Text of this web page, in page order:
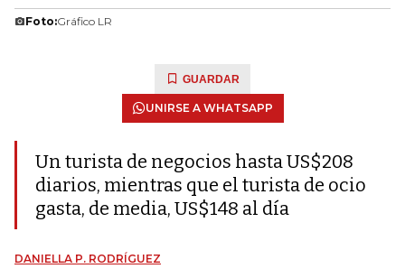
Foto:Gráfico LR
GUARDAR
UNIRSE A WHATSAPP
Un turista de negocios hasta US$208
diarios, mientras que el turista de ocio
gasta, de media, US$148 al día
DANIELLA P. RODRÍGUEZ